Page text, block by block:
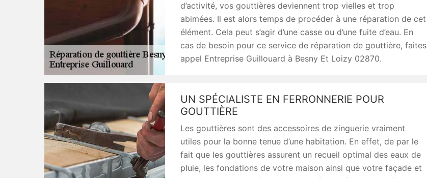
d’activité, vos gouttières deviennent trop vielles et trop
abimées. Il est alors temps de procéder à une réparation de cet
élément. Cela peut s’agir d’une casse ou d’une fuite d’eau. En
cas de besoin pour ce service de réparation de gouttière, faites
appel Entreprise Guillouard à Besny Et Loizy 02870.
UN SPÉCIALISTE EN FERRONNERIE POUR
GOUTTIÈRE
Les gouttières sont des accessoires de zinguerie vraiment
utiles pour la bonne tenue d’une habitation. En effet, de par le
fait que les gouttières assurent un recueil optimal des eaux de
pluie, les fondations de votre maison ainsi que votre façade et